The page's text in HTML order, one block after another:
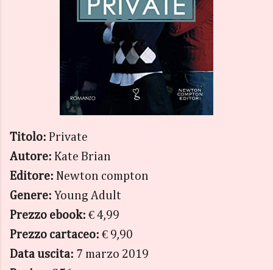
Titolo: Private
Autore: Kate Brian
Editore: Newton compton
Genere: Young Adult
Prezzo ebook: € 4,99
Prezzo cartaceo: € 9,90
Data uscita: 7 marzo 2019